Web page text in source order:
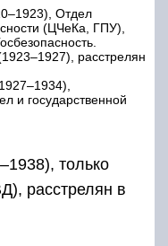
Отдел
(ЦЧеКа, ГПУ),
расстрелян
и государственной
только
расстрелян в